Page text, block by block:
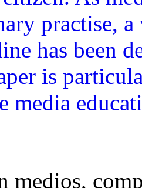
practise,
has been
is
media
medios,